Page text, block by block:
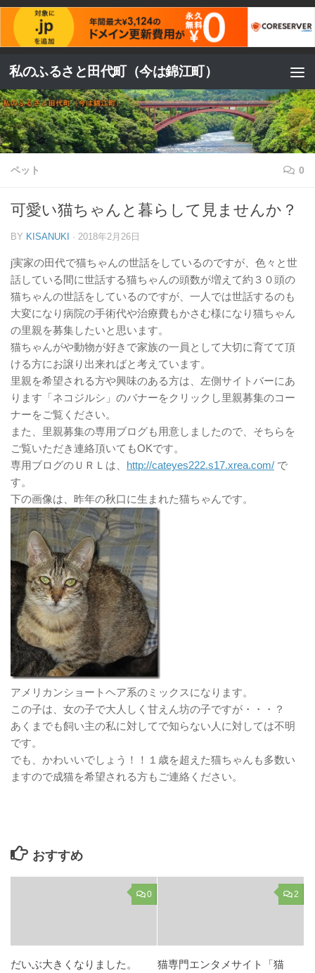
コンテンツへスキップ
私のふるさと田代町（今は錦江町）
ペット 0
可愛い猫ちゃんと暮らして見ませんか？
BY KISANUKI · 2018年2月26日
j実家の田代で猫ちゃんの世話をしているのですが、色々と世
話している間に世話する猫ちゃんの頭数が増えて約３０頭の
猫ちゃんの世話をしているのですが、一人では世話するのも
大変になり病院の手術代や治療費もかさむ様になり猫ちゃん
の里親を募集したいと思います。
猫ちゃんがや動物が好きで家族の一員として大切に育てて頂
ける方にお譲り出来ればと考えています。
里親を希望される方や興味のある方は、左側サイトバーにあ
ります「ネコジルシ」のバナーをクリックし里親募集のコー
ナーをご覧ください。
また、里親募集の専用ブログも用意しましたので、そちらを
ご覧いただき連絡頂いてもOKです。
専用ブログのＵＲＬは、 http://cateyes222.s17.xrea.com/ で
す。
下の画像は、昨年の秋口に生まれた猫ちゃんです。
アメリカンショートヘア系のミックスになります。
この子は、女の子で大人しく甘えん坊の子ですが・・・？
あくまでも飼い主の私に対してで知らない人に対しては不明
です。
でも、かわいいでしょう！！１歳を超えた猫ちゃんも多数い
ますので成猫を希望される方もご連絡ください。
おすすめ
0
だいぶ大きくなりました。
2
猫専門エンタメサイト「猫